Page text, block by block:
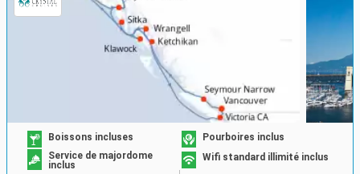
Rechercher
Boissons incluses
Pourboires inclus
Service de majordome
inclus
Wifi standard illimité inclus